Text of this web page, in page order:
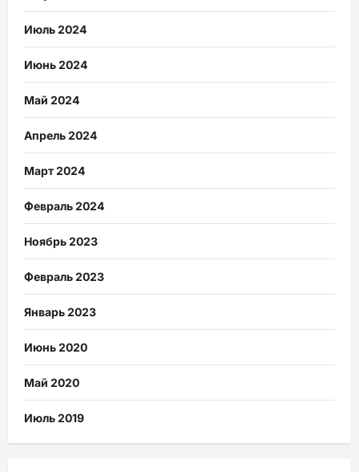
Июль 2024
Июнь 2024
Май 2024
Апрель 2024
Март 2024
Февраль 2024
Ноябрь 2023
Февраль 2023
Январь 2023
Июнь 2020
Май 2020
Июль 2019